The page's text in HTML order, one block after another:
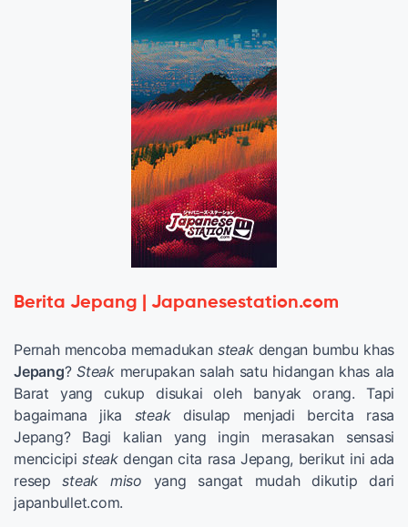
Berita Jepang | Japanesestation.com
Pernah mencoba memadukan steakdengan bumbu khas
Jepang? Steakmerupakan salah satu hidangan khas ala
Barat yang cukup disukai oleh banyak orang. Tapi
bagaimana jika steakdisulap menjadi bercita rasa
Jepang? Bagi kalian yang ingin merasakan sensasi
mencicipisteakdengan cita rasa Jepang, berikut ini ada
resepsteak miso yang sangat mudah dikutip dari
japanbullet.com.